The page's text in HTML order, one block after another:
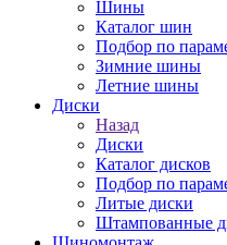
Шины
Каталог шин
Подбор по
Зимние шины
Летние шины
Диски
Назад
Диски
Каталог дисков
Подбор по
Литые диски
Штампованные